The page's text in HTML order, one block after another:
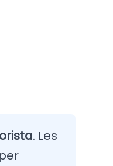
. Les
per